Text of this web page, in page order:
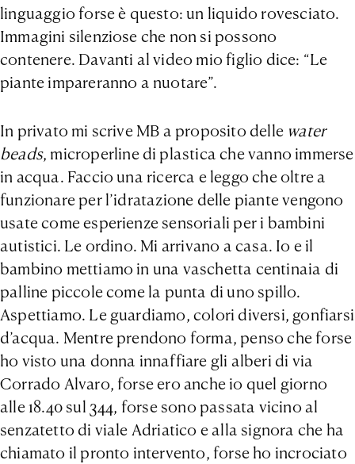
linguaggio forse è questo: un liquido rovesciato.
Immagini silenziose che non si possono
contenere. Davanti al video mio figlio dice: “Le
piante impareranno a nuotare”.
In privato mi scrive MB a proposito delle water
beads, microperline di plastica che vanno immerse
in acqua. Faccio una ricerca e leggo che oltre a
funzionare per l’idratazione delle piante vengono
usate come esperienze sensoriali per i bambini
autistici. Le ordino. Mi arrivano a casa. Io e il
bambino mettiamo in una vaschetta centinaia di
palline piccole come la punta di uno spillo.
Aspettiamo. Le guardiamo, colori diversi, gonfiarsi
d’acqua. Mentre prendono forma, penso che forse
ho visto una donna innaffiare gli alberi di via
Corrado Alvaro, forse ero anche io quel giorno
alle 18.40 sul 344, forse sono passata vicino al
senzatetto di viale Adriatico e alla signora che ha
chiamato il pronto intervento, forse ho incrociato